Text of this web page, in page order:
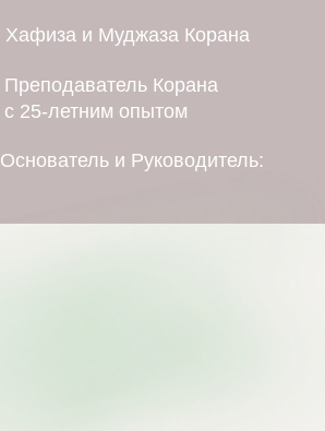
Основатель и Руководитель:
Хафиза и Муджаза Корана
Преподаватель Корана
с 25-летним опытом